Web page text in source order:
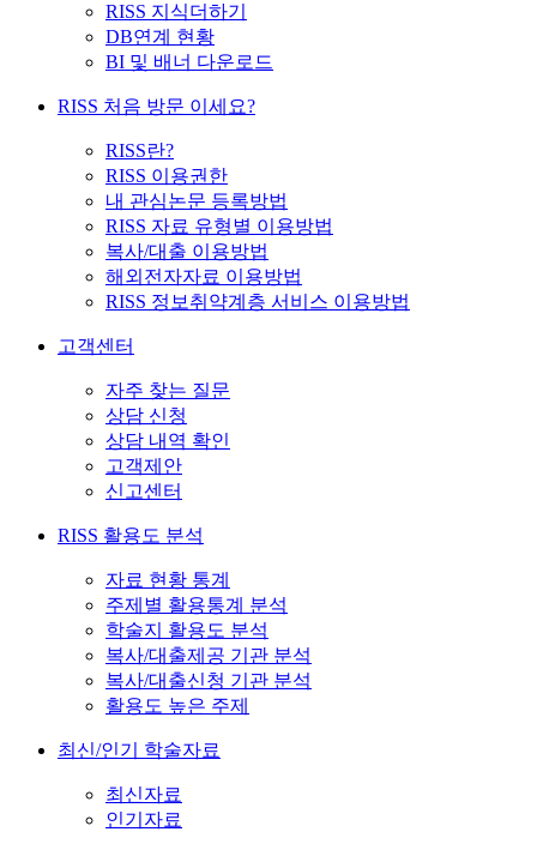
RISS 지식더하기
DB연계 현황
BI 및 배너 다운로드
RISS 처음 방문 이세요?
RISS란?
RISS 이용권한
내 관심논문 등록방법
RISS 자료 유형별 이용방법
복사/대출 이용방법
해외전자자료 이용방법
RISS 정보취약계층 서비스 이용방법
고객센터
자주 찾는 질문
상담 신청
상담 내역 확인
고객제안
신고센터
RISS 활용도 분석
자료 현황 통계
주제별 활용통계 분석
학술지 활용도 분석
복사/대출제공 기관 분석
복사/대출신청 기관 분석
활용도 높은 주제
최신/인기 학술자료
최신자료
인기자료